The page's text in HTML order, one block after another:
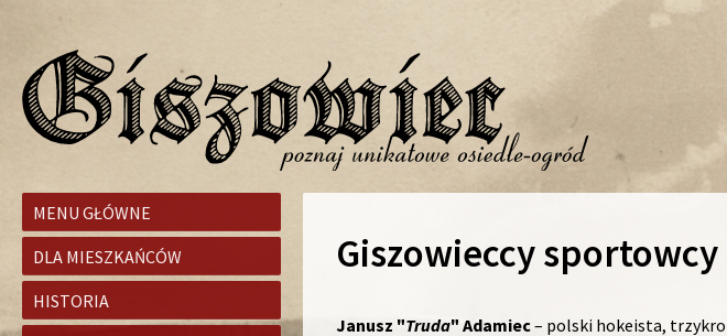
MENU GŁÓWNE
DLA MIESZKAŃCÓW
HISTORIA
Giszowieccy sportowcy
Janusz "Truda" Adamiec– polski hokeista,